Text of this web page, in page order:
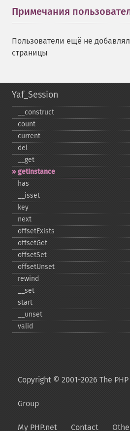
Примечания
Пользователи ещё не
страницы
Yaf_Session
_​_​construct
count
current
del
_​_​get
getInstance
has
_​_​isset
key
next
offsetExists
offsetGet
offsetSet
offsetUnset
rewind
_​_​set
start
_​_​unset
valid
Copyright © 2001-2026 The
Group
My PHP.net Contact